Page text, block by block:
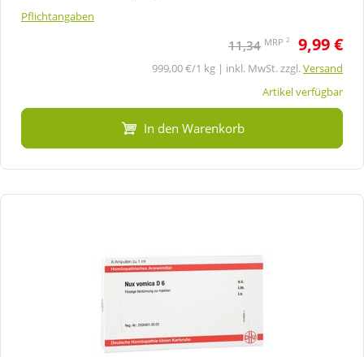
Pflichtangaben
11,34 MRP 2 9,99 €
999,00 €/1 kg | inkl. MwSt. zzgl.Versand
Artikel verfügbar
In den Warenkorb